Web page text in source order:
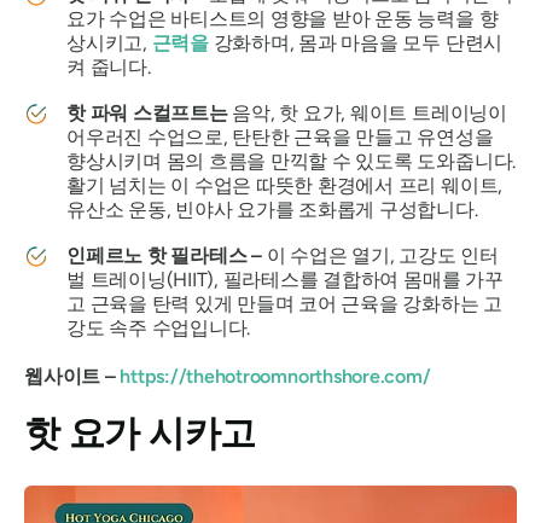
요가 수업은 바티스트의 영향을 받아 운동 능력을 향
상시키고, 근력을강화하며, 몸과 마음을 모두 단련시
켜 줍니다.
핫 파워 스컬프트는 음악, 핫 요가, 웨이트 트레이닝이
어우러진 수업으로, 탄탄한 근육을 만들고 유연성을
향상시키며 몸의 흐름을 만끽할 수 있도록 도와줍니다.
활기 넘치는 이 수업은 따뜻한 환경에서 프리 웨이트,
유산소 운동, 빈야사 요가를 조화롭게 구성합니다.
인페르노 핫 필라테스 – 이 수업은 열기, 고강도 인터
벌 트레이닝(HIIT), 필라테스를 결합하여 몸매를 가꾸
고 근육을 탄력 있게 만들며 코어 근육을 강화하는 고
강도 속주 수업입니다.
웹사이트 –https://thehotroomnorthshore.com/
핫 요가 시카고